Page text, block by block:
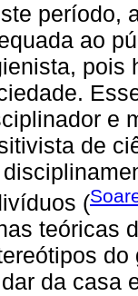
período,
ao
pois
e
de
(
teóricas
do
da casa